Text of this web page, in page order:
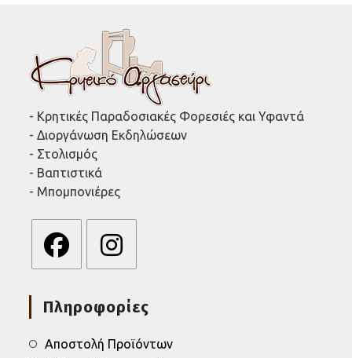
- Κρητικές Παραδοσιακές Φορεσιές και Υφαντά
- Διοργάνωση Εκδηλώσεων
- Στολισμός
- Βαπτιστικά
- Μπομπονιέρες
Πληροφορίες
Αποστολή Προϊόντων